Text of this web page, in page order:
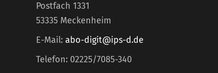
Postfach 1331
53335 Meckenheim
E-Mail: abo-digit@ips-d.de
Telefon: 02225/7085-340